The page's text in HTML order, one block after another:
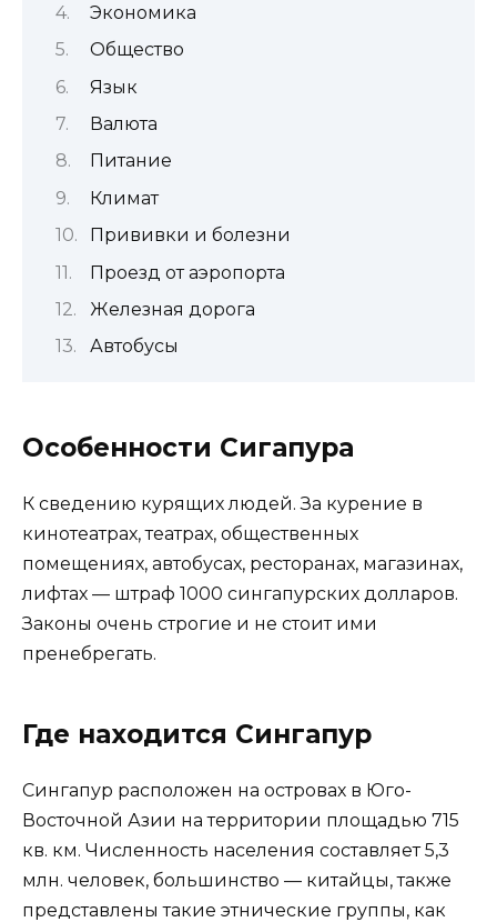
Экономика
Общество
Язык
Валюта
Питание
Климат
Прививки и болезни
Проезд от аэропорта
Железная дорога
Автобусы
Особенности Сигапура
К сведению курящих людей. За курение в
кинотеатрах, театрах, общественных
помещениях, автобусах, ресторанах, магазинах,
лифтах — штраф 1000 сингапурских долларов.
Законы очень строгие и не стоит ими
пренебрегать.
Где находится Сингапур
Сингапур расположен на островах в Юго-
Восточной Азии на территории площадью 715
кв. км. Численность населения составляет 5,3
млн. человек, большинство — китайцы, также
представлены такие этнические группы, как